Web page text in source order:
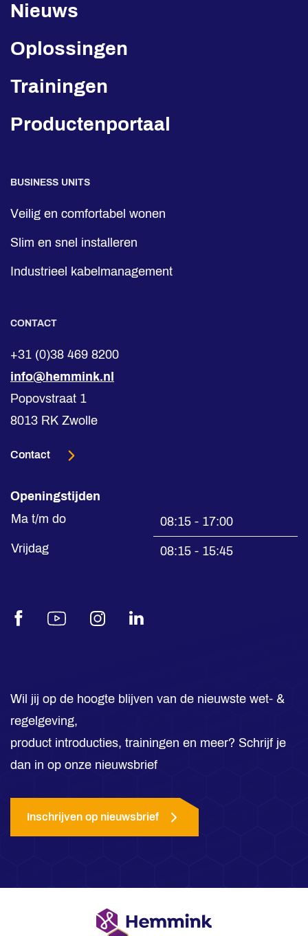
Nieuws
Oplossingen
Trainingen
Productenportaal
BUSINESS UNITS
Veilig en comfortabel wonen
Slim en snel installeren
Industrieel kabelmanagement
CONTACT
+31 (0)38 469 8200
info@hemmink.nl
Popovstraat 1
8013 RK Zwolle
Contact
Openingstijden
Ma t/m do
08:15 - 17:00
Vrijdag
08:15 - 15:45
FacebookYoutubeInstagramLinkedIn
Wil jij op de hoogte blijven van de nieuwste wet- &
regelgeving,
product introducties, trainingen en meer? Schrijf je
dan in op onze nieuwsbrief
Inschrijven op nieuwsbrief